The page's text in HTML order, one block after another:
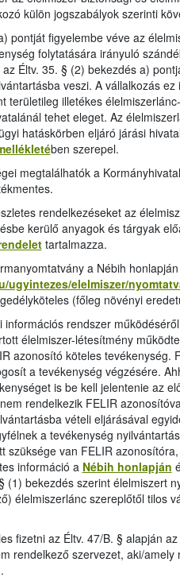
külön jogszabályok szerinti
pontját figyelembe véve az
folytatására irányuló
Éltv. 35. § (2) bekezdés a)
veszi. A vállalkozás
területileg illetékes
tehet eleget. Az
hatáskörben eljáró járási
ben szerepel.
megtalálhatók a
rendelkezéseket az
kerülő anyagok és tárgyak
tartalmazza.
a Nébih
ugyintezes/elelmiszer/
(főleg növényi
rendszer
élelmiszer-létesítmény
azonosító köteles tevékenység.
a tevékenység végzésére.
is be kell jelentenie az
rendelkezik FELIR
vételi eljárásával
a tevékenység
szüksége van FELIR
információ a Nébih honlapján
(1) bekezdés szerint élelmiszert
élelmiszerlánc szereplőtől tilos
fizetni az Éltv. 47/B. § alapján
rendelkező szervezet, aki/